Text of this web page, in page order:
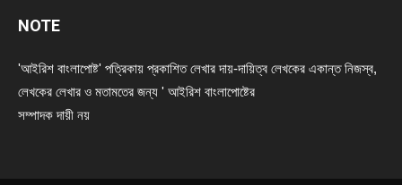
NOTE
'আইরিশ বাংলাপোষ্ট' পত্রিকায় প্রকাশিত লেখার দায়-দায়িত্ব লেখকের একান্ত নিজস্ব,
লেখকের লেখার ও মতামতের জন্য ' আইরিশ বাংলাপোষ্টের
সম্পাদক দায়ী নয়